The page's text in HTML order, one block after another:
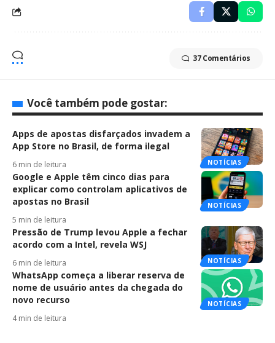
37 Comentários
Você também pode gostar:
NOTÍCIAS
Apps de apostas disfarçados invadem a
App Store no Brasil, de forma ilegal
6 min de leitura
NOTÍCIAS
Google e Apple têm cinco dias para
explicar como controlam aplicativos de
apostas no Brasil
5 min de leitura
NOTÍCIAS
Pressão de Trump levou Apple a fechar
acordo com a Intel, revela WSJ
6 min de leitura
NOTÍCIAS
WhatsApp começa a liberar reserva de
nome de usuário antes da chegada do
novo recurso
4 min de leitura